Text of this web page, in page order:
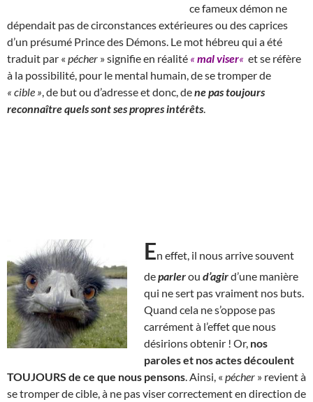
ce fameux démon ne
dépendait pas de circonstances extérieures ou des caprices
d’un présumé Prince des Démons. Le mot hébreu qui a été
traduit par « pécher » signifie en réalité « mal viser« et se réfère
à la possibilité, pour le mental humain, de se tromper de
« cible » , de but ou d’adresse et donc, dene pas toujours
reconnaître quels sont ses propres intérêts
En effet, il nous arrive souvent
deparlerou d’agird’une manière
qui ne sert pas vraiment nos buts.
Quand cela ne s’oppose pas
carrément à l’effet que nous
désirions obtenir ! Or, nos
paroles et nos actes découlent
TOUJOURS de ce que nous pensons . Ainsi, « pécher » revient à
se tromper de cible, à ne pas viser correctement en direction de